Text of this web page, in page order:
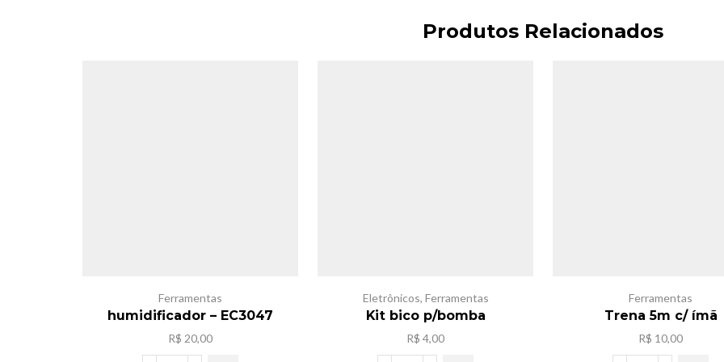
Produtos Relacionados
Ferramentas
humidificador – EC3047
R$ 20,00
Eletrônicos, Ferramentas
Kit bico p/bomba
R$ 4,00
Ferramentas
Trena 5m c/ ímã
R$ 10,00